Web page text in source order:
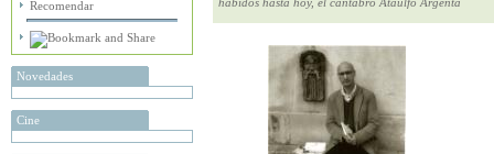
Recomendar
Novedades
Cine